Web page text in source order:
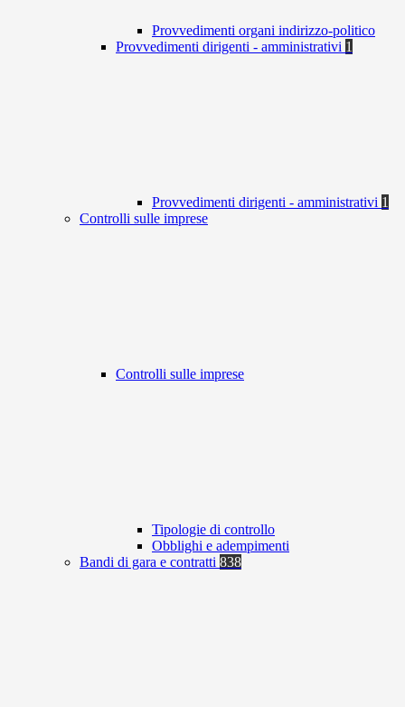
Provvedimenti organi indirizzo-politico
Provvedimenti dirigenti - amministrativi 1
Provvedimenti dirigenti - amministrativi 1
Controlli sulle imprese
Controlli sulle imprese
Tipologie di controllo
Obblighi e adempimenti
Bandi di gara e contratti 838